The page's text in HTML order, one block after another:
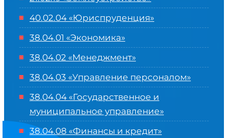
40.02.04 «Юриспруденция»
38.04.01 «Экономика»
38.04.02 «Менеджмент»
38.04.03 «Управление персоналом»
38.04.04 «Государственное и
муниципальное управление»
38.04.08 «Финансы и кредит»